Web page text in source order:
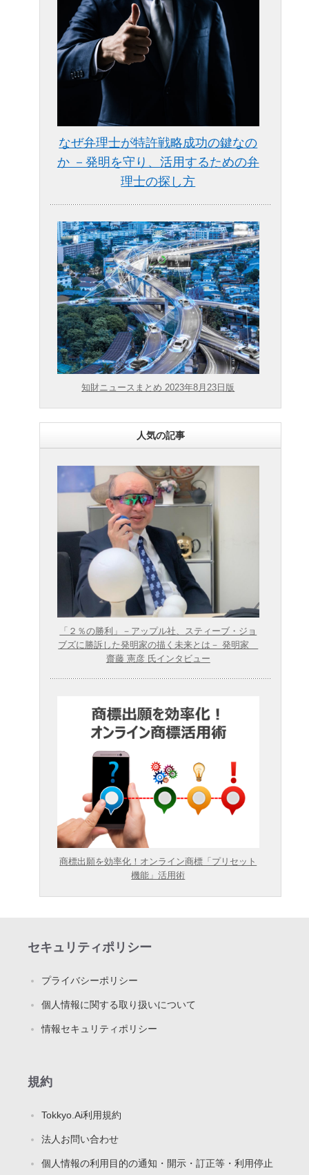
なぜ弁理士が特許戦略成功の鍵なの
か －発明を守り、活用するための弁
理士の探し方
知財ニュースまとめ 2023年8月23日版
人気の記事
「２％の勝利」－アップル社、スティーブ・ジョ
ブズに勝訴した発明家の描く未来とは－ 発明家
齋藤 憲彦 氏インタビュー
商標出願を効率化！オンライン商標「プリセット
機能」活用術
セキュリティポリシー
プライバシーポリシー
個人情報に関する取り扱いについて
情報セキュリティポリシー
規約
Tokkyo.Ai利用規約
法人お問い合わせ
個人情報の利用目的の通知・開示・訂正等・利用停止